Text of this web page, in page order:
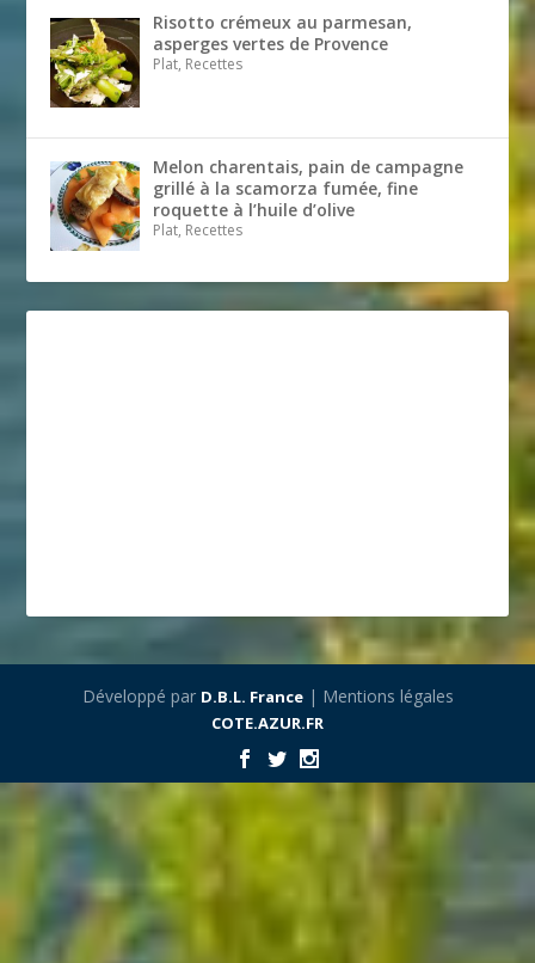
Risotto crémeux au parmesan,
asperges vertes de Provence
Plat, Recettes
Melon charentais, pain de campagne
grillé à la scamorza fumée, fine
roquette à l’huile d’olive
Plat, Recettes
Développé par D.B.L. France| Mentions légales
COTE.AZUR.FR